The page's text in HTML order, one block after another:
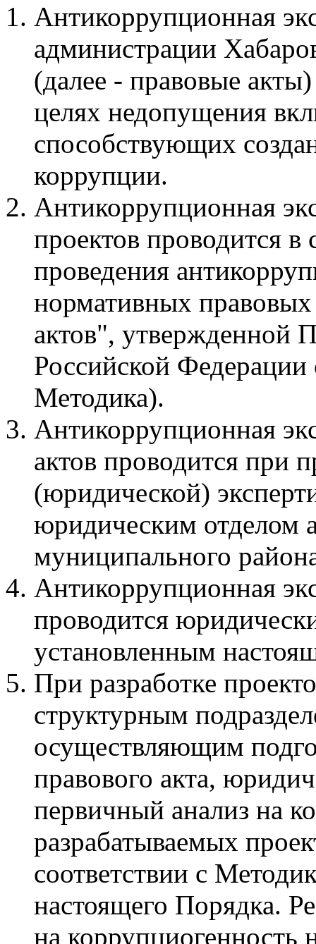
Антикоррупционная
администрации
(далее - правовые
целях недопущения
способствующих
коррупции.
Антикоррупционная
проектов проводится
проведения
нормативных правовых
актов", утвержденной
Российской
Методика).
Антикоррупционная
актов проводится при
(юридической)
юридическим отделом
муниципального
Антикоррупционная
проводится
установленным
При разработке
структурным
осуществляющим
правового акта,
первичный анализ на
разрабатываемых
соответствии с
настоящего Порядка.
на коррупциогенность